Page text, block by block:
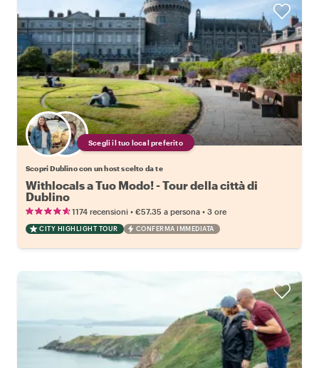
Scegli il tuo local preferito
Scopri Dublino con un host scelto da te
Withlocals a Tuo Modo! - Tour della città di
Dublino
1174 recensioni • €57.35 a persona • 3 ore
CITY HIGHLIGHT TOUR CONFERMA IMMEDIATA